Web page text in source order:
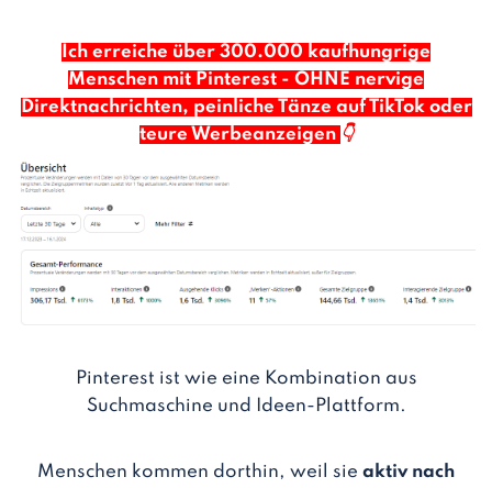
Ich erreiche über 300.000 kaufhungrige
Menschen mit Pinterest - OHNE nervige
Direktnachrichten, peinliche Tänze auf TikTok oder
teure Werbeanzeigen 👇
Pinterest ist wie eine Kombination aus
Suchmaschine und Ideen-Plattform.
Menschen kommen dorthin, weil sie aktiv nach